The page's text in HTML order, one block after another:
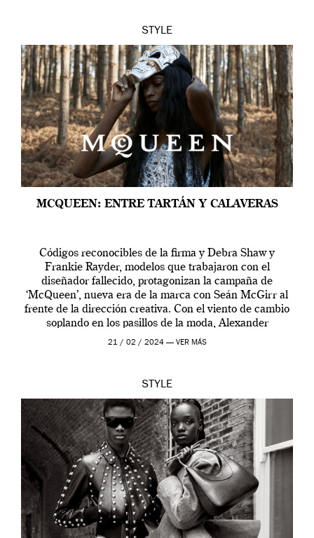
STYLE
MCQUEEN: ENTRE TARTÁN Y CALAVERAS
Códigos reconocibles de la firma y Debra Shaw y
Frankie Rayder, modelos que trabajaron con el
diseñador fallecido, protagonizan la campaña de
‘McQueen’, nueva era de la marca con Seán McGirr al
frente de la dirección creativa. Con el viento de cambio
soplando en los pasillos de la moda, Alexander
McQueen se prepara para una […]
21 / 02 / 2024 — VER MÁS
STYLE